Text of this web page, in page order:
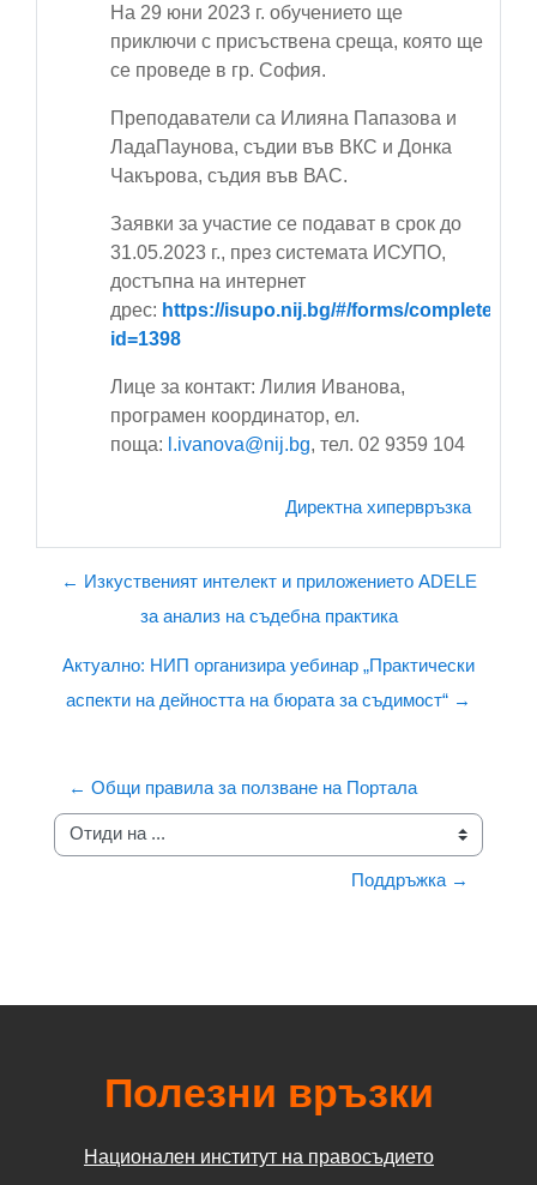
На 29 юни 2023 г. обучението ще
приключи с присъствена среща, която ще
се проведе в гр. София.
Преподаватели са Илияна Папазова и
ЛадаПаунова, съдии във ВКС и Донка
Чакърова, съдия във ВАС.
Заявки за участие се подават в срок до
31.05.2023 г., през системата ИСУПО,
достъпна на интернет
дрес: https://isupo.nij.bg/#/forms/complete?
id=1398
Лице за контакт: Лилия Иванова,
програмен координатор, ел.
поща: l.ivanova@nij.bg, тел. 02 9359 104
Директна хипервръзка
← Изкуственият интелект и приложението ADELE
за анализ на съдебна практика
Актуално: НИП организира уебинар „Практически
аспекти на дейността на бюрата за съдимост“ →
← Общи правила за ползване на Портала
Отиди на ...
Поддръжка →
Полезни връзки
Национален институт на правосъдието